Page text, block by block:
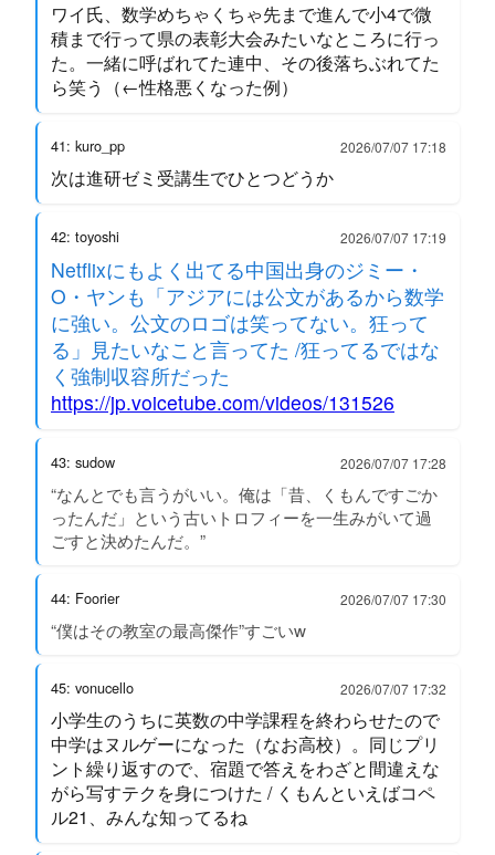
ワイ氏、数学めちゃくちゃ先まで進んで小4で微
積まで行って県の表彰大会みたいなところに行っ
た。一緒に呼ばれてた連中、その後落ちぶれてた
ら笑う（←性格悪くなった例）
41: kuro_pp 2026/07/07 17:18
次は進研ゼミ受講生でひとつどうか
42: toyoshi 2026/07/07 17:19
Netflixにもよく出てる中国出身のジミー・
O・ヤンも「アジアには公文があるから数学
に強い。公文のロゴは笑ってない。狂って
る」見たいなこと言ってた /狂ってるではな
く強制収容所だった
https://jp.voicetube.com/videos/131526
43: sudow 2026/07/07 17:28
“なんとでも言うがいい。俺は「昔、くもんですごか
ったんだ」という古いトロフィーを一生みがいて過
ごすと決めたんだ。”
44: Foorier 2026/07/07 17:30
“僕はその教室の最高傑作”すごいw
45: vonucello 2026/07/07 17:32
小学生のうちに英数の中学課程を終わらせたので
中学はヌルゲーになった（なお高校）。同じプリ
ント繰り返すので、宿題で答えをわざと間違えな
がら写すテクを身につけた / くもんといえばコペ
ル21、みんな知ってるね